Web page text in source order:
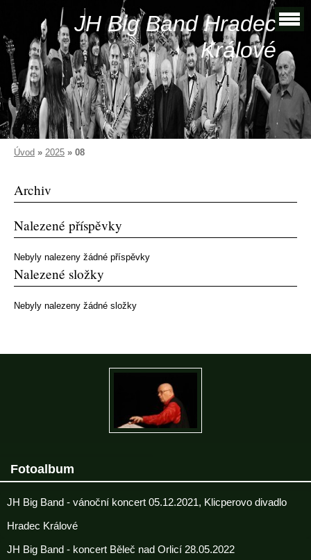
JH Big Band Hradec
Králové
Úvod » 2025 » 08
Archiv
Nalezené příspěvky
Nebyly nalezeny žádné příspěvky
Nalezené složky
Nebyly nalezeny žádné složky
Fotoalbum
JH Big Band - vánoční koncert 05.12.2021, Klicperovo divadlo
Hradec Králové
JH Big Band - koncert Běleč nad Orlicí 28.05.2022